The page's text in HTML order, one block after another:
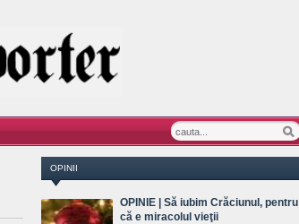
OPINII
OPINIE | Să iubim Crăciunul, pentru
că e miracolul vieţii